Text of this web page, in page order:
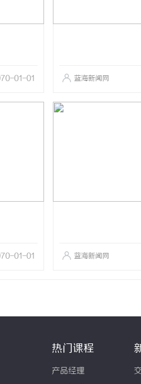
01-01 蓝海新闻网
01-01 蓝海新闻网
热门课程
产品经理